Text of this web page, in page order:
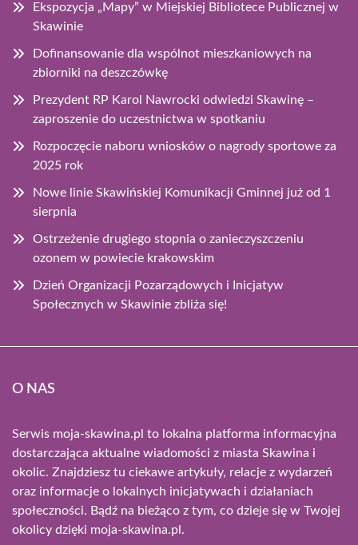
Ekspozycja „Mapy” w Miejskiej Bibliotece Publicznej w
Skawinie
Dofinansowanie dla wspólnot mieszkaniowych na
zbiorniki na deszczówkę
Prezydent RP Karol Nawrocki odwiedzi Skawinę –
zaproszenie do uczestnictwa w spotkaniu
Rozpoczęcie naboru wniosków o nagrody sportowe za
2025 rok
Nowe linie Skawińskiej Komunikacji Gminnej już od 1
sierpnia
Ostrzeżenie drugiego stopnia o zanieczyszczeniu
ozonem w powiecie krakowskim
Dzień Organizacji Pozarządowych i Inicjatyw
Społecznych w Skawinie zbliża się!
O NAS
Serwis moja-skawina.pl to lokalna platforma informacyjna
dostarczająca aktualne wiadomości z miasta Skawina i
okolic. Znajdziesz tu ciekawe artykuły, relacje z wydarzeń
oraz informacje o lokalnych inicjatywach i działaniach
społeczności. Bądź na bieżąco z tym, co dzieje się w Twojej
okolicy dzięki moja-skawina.pl.